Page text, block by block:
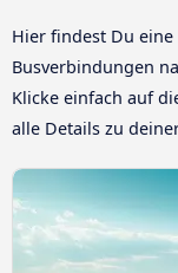
Hier findest Du
Busverbindungen
Klicke einfach auf
alle Details zu